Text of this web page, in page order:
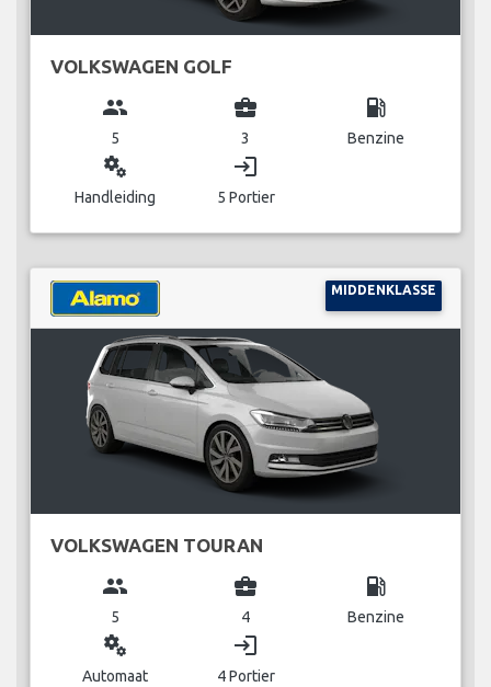
VOLKSWAGEN GOLF
group
5
business_center
3
local_gas_station
Benzine
miscellaneous_services
Handleiding
login
5 Portier
MIDDENKLASSE
VOLKSWAGEN TOURAN
group
5
business_center
4
local_gas_station
Benzine
miscellaneous_services
Automaat
login
4 Portier